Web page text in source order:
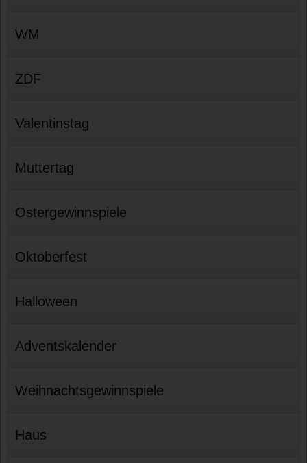
WM
ZDF
Valentinstag
Muttertag
Ostergewinnspiele
Oktoberfest
Halloween
Adventskalender
Weihnachtsgewinnspiele
Haus